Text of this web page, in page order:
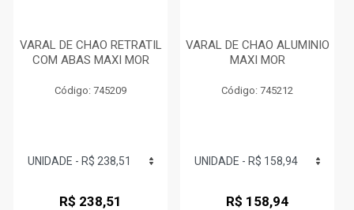
VARAL DE CHAO RETRATIL
COM ABAS MAXI MOR
Código: 745209
R$ 238,51
VARAL DE CHAO ALUMINIO
MAXI MOR
Código: 745212
R$ 158,94